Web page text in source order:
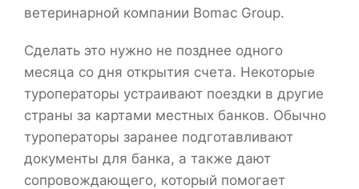
ветеринарной компании Bomac Group.
Сделать это нужно не позднее одного
месяца со дня открытия счета. Некоторые
туроператоры устраивают поездки в другие
страны за картами местных банков. Обычно
туроператоры заранее подготавливают
документы для банка, а также дают
сопровождающего, который помогает